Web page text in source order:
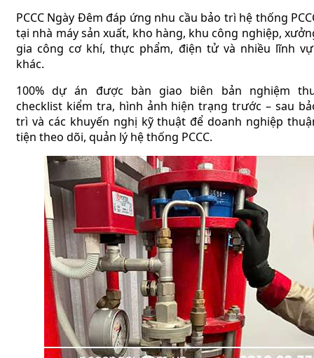
PCCC Ngày Đêm đáp ứng nhu cầu bảo trì hệ thống
tại nhà máy sản xuất, kho hàng, khu công nghiệp,
gia công cơ khí, thực phẩm, điện tử và nhiều lĩnh
khác.
100% dự án được bàn giao biên bản nghiệm
checklist kiểm tra, hình ảnh hiện trạng trước – sau
trì và các khuyến nghị kỹ thuật để doanh nghiệp
tiện theo dõi, quản lý hệ thống PCCC.